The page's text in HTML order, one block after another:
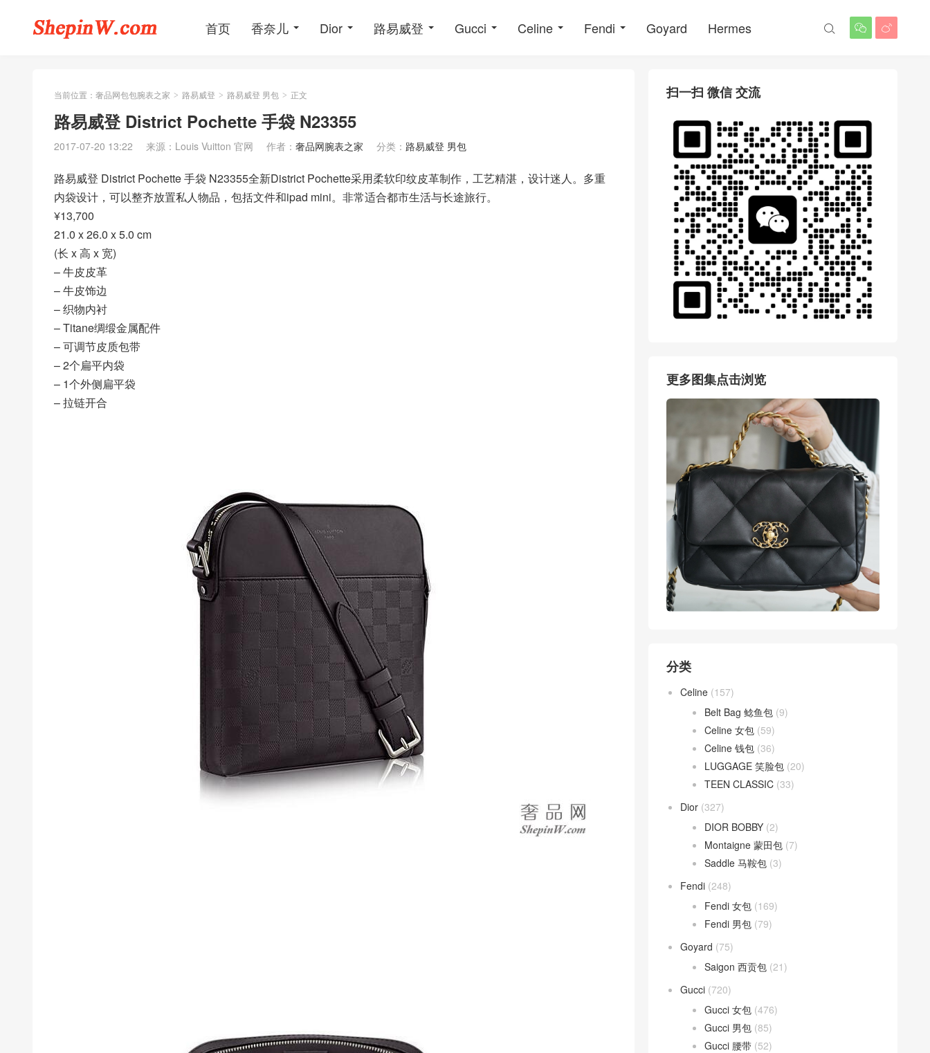
首页 香奈儿 Dior 路易威登 Gucci Celine Fendi Goyard Hermes  

当前位置： 奢品网包包腕表之家 > 路易威登 > 路易威登 男包 > 正文
路易威登 District Pochette 手袋 N23355
2017-07-20 13:22 来源：Louis Vuitton 官网 作者： 奢品网腕表之家 分类： 路易威登 男包
路易威登 District Pochette 手袋 N23355全新District Pochette采用柔软印纹皮革制作，工艺精湛，设计迷人。多重
内袋设计，可以整齐放置私人物品，包括文件和ipad mini。非常适合都市生活与长途旅行。
¥13,700
21.0 x 26.0 x 5.0 cm
(长 x 高 x 宽)
– 牛皮皮革
– 牛皮饰边
– 织物内衬
– Titane绸缎金属配件
– 可调节皮质包带
– 2个扁平内袋
– 1个外侧扁平袋
– 拉链开合
扫一扫 微信 交流
更多图集点击浏览
分类
Celine (157)
Belt Bag 鲶鱼包 (9)
Celine 女包 (59)
Celine 钱包 (36)
LUGGAGE 笑脸包 (20)
TEEN CLASSIC (33)
Dior (327)
DIOR BOBBY (2)
Montaigne 蒙田包 (7)
Saddle 马鞍包 (3)
Fendi (248)
Fendi 女包 (169)
Fendi 男包 (79)
Goyard (75)
Saigon 西贡包 (21)
Gucci (720)
Gucci 女包 (476)
Gucci 男包 (85)
Gucci 腰带 (52)